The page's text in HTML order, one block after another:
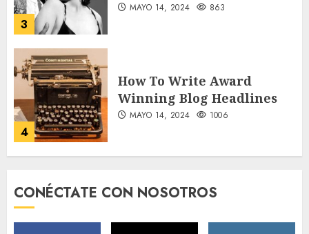
3
MAYO 14, 2024 863
4
How To Write Award
Winning Blog Headlines
MAYO 14, 2024 1006
How Many of These Italian
MAYO 14, 2024 814
CONÉCTATE CON NOSOTROS